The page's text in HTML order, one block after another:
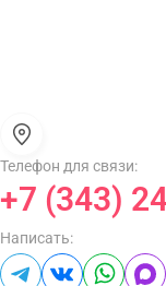
Телефон для связи:
+7 (343)
Написать: